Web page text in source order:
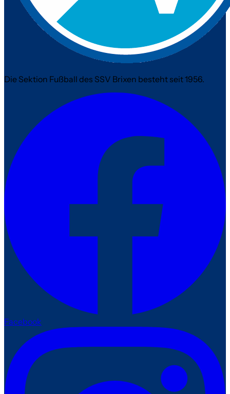
Die Sektion Fußball des SSV Brixen besteht seit 1956.
Facebook